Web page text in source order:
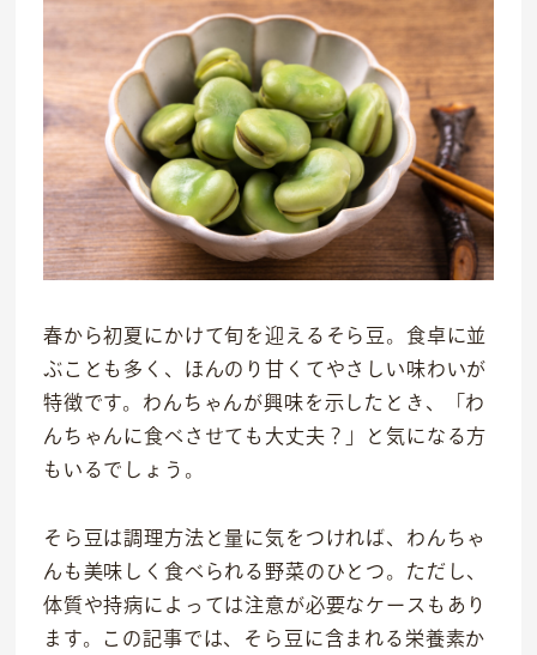
春から初夏にかけて旬を迎えるそら豆。食卓に並
ぶことも多く、ほんのり甘くてやさしい味わいが
特徴です。わんちゃんが興味を示したとき、「わ
んちゃんに食べさせても大丈夫？」と気になる方
もいるでしょう。
そら豆は調理方法と量に気をつければ、わんちゃ
んも美味しく食べられる野菜のひとつ。ただし、
体質や持病によっては注意が必要なケースもあり
ます。この記事では、そら豆に含まれる栄養素か